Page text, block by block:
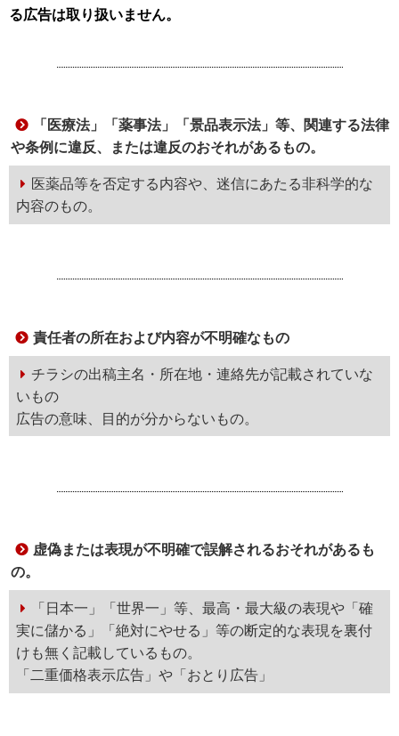
る広告は取り扱いません。
「医療法」「薬事法」「景品表示法」等、関連する法律
や条例に違反、または違反のおそれがあるもの。
医薬品等を否定する内容や、迷信にあたる非科学的な
内容のもの。
責任者の所在および内容が不明確なもの
チラシの出稿主名・所在地・連絡先が記載されていな
いもの
広告の意味、目的が分からないもの。
虚偽または表現が不明確で誤解されるおそれがあるも
の。
「日本一」「世界一」等、最高・最大級の表現や「確
実に儲かる」「絶対にやせる」等の断定的な表現を裏付
けも無く記載しているもの。
「二重価格表示広告」や「おとり広告」